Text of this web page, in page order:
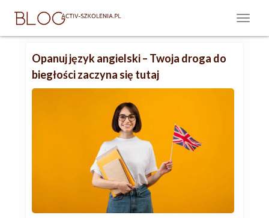
Opanuj język angielski – Twoja droga do
biegłości zaczyna się tutaj